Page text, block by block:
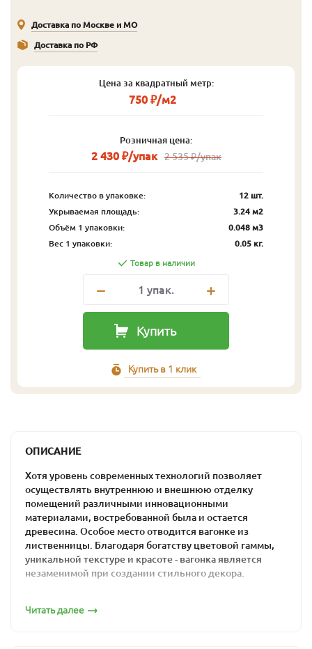
Доставка по Москве и МО
Доставка по РФ
Цена за квадратный метр:
750 ₽/м2
Розничная цена:
2 430 ₽/упак 2 535 ₽/упак
Количество в упаковке:
12 шт.
Укрываемая площадь:
3.24 м2
Объём 1 упаковки:
0.048 м3
Вес 1 упаковки:
0.05 кг.
Товар в наличии
1 упак.
Купить
Купить в 1 клик
ОПИСАНИЕ
Хотя уровень современных технологий позволяет
осуществлять внутреннюю и внешнюю отделку
помещений различными инновационными
материалами, востребованной была и остается
древесина. Особое место отводится вагонке из
лиственницы. Благодаря богатству цветовой гаммы,
уникальной текстуре и красоте - вагонка является
незаменимой при создании стильного декора.
Эксплуатационные
Читать далее